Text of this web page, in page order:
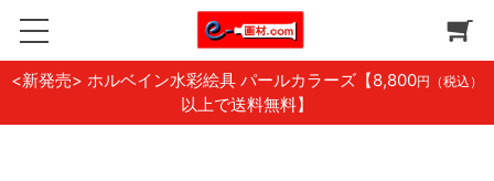
<新発売> ホルベイン水彩絵具 パールカラーズ 【8,800円（税込）
以上で送料無料】